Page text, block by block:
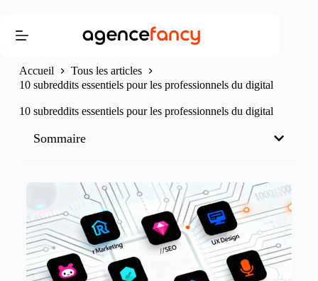
Accueil
Tous les articles
10 subreddits essentiels pour les professionnels du digital
10 subreddits essentiels pour les professionnels du digital
Sommaire